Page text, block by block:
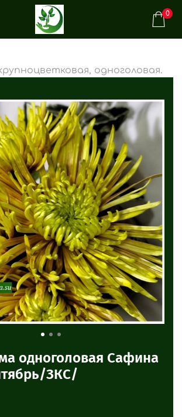
0
одноголовая.
одноголовая Сафина
ЗКС/